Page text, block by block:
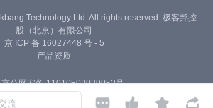
流    
Technology Ltd. All rights reserved. 极客邦控
股（北京）有限公司
京 ICP 备 16027448 号 - 5
产品资质
京公网安备 11010502039052号